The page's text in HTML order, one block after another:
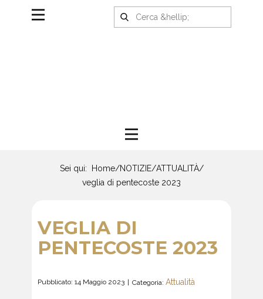
Sei qui: Home/NOTIZIE/ATTUALITÀ/
veglia di pentecoste 2023
VEGLIA DI
PENTECOSTE 2023
Pubblicato: 14 Maggio 2023 Categoria: Attualità